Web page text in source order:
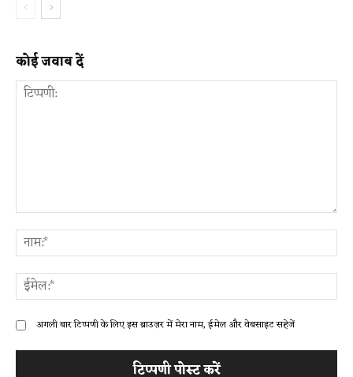
कोई जवाब दें
अगली बार टिप्पणी के लिए इस ब्राउज़र में मेरा नाम, ईमेल और वेबसाइट सहेजें